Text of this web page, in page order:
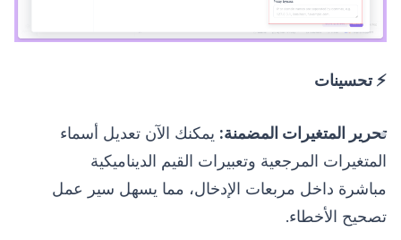
⚡️ تحسينات
تحرير المتغيرات المضمنة: يمكنك الآن تعديل أسماء
المتغيرات المرجعية وتعبيرات القيم الديناميكية
مباشرة داخل مربعات الإدخال، مما يسهل سير عمل
تصحيح الأخطاء.